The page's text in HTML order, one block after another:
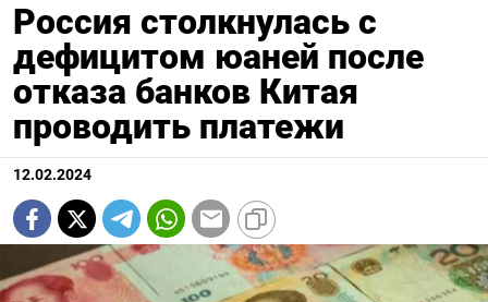
Россия столкнулась с
дефицитом юаней после
отказа банков Китая
проводить платежи
12.02.2024